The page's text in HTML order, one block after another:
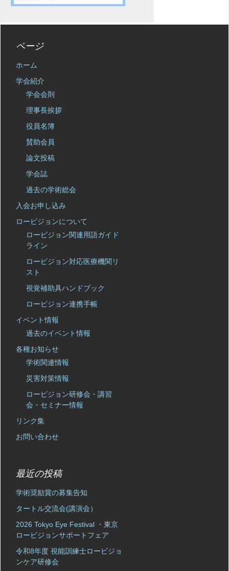
ページ
ホーム
学会紹介
学会会則
理事長挨拶
役員名簿
賛助会員
論文投稿
学会誌
過去の学術総会
入会お申し込み
ロービジョンについて
ロービジョン関連用語ガイド
ライン
ロービジョン対応医療機関リ
スト
視覚補助具ハンドブック
ロービジョン連携手帳
イベント情報
過去のイベント情報
各種お知らせ
学術関連情報
災害対策情報
ロービジョン研修会・講習
会・セミナー情報
リンク集
お問い合わせ
最近の投稿
学術奨励賞の募集告知
タートル交流会(講演会）
2026 Tokyo Eye Festival ・東京
ロービジョンサポートフェア
令和8年度 視能訓練士ロービジョ
ンケア研修会